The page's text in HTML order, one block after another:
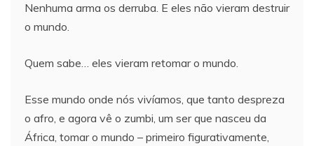
Nenhuma arma os derruba. E eles não vieram destruir
o mundo.
Quem sabe… eles vieram retomar o mundo.
Esse mundo onde nós vivíamos, que tanto despreza
o afro, e agora vê o zumbi, um ser que nasceu da
África, tomar o mundo – primeiro figurativamente,